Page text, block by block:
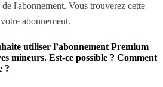
l'abonnement. Vous trouverez cette
abonnement.
utiliser l’abonnement Premium
mineurs. Est-ce possible ? Comment
?